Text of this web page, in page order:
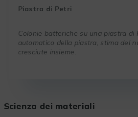
Piastra di Petri
Colonie batteriche su una piastra di
automatico della piastra, stima del
cresciute insieme.
Scienza dei materiali